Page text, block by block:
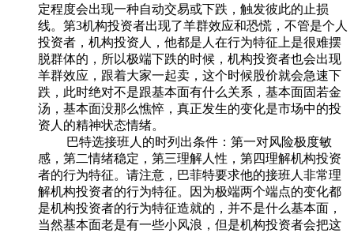
定程度会出现一种自动交易或下跌，触发彼此的止损
线。第3机构投资者出现了羊群效应和恐慌，不管是个人
投资者，机构投资人，他都是人在行为特征上是很难摆
脱群体的，所以极端下跌的时候，机构投资者也会出现
羊群效应，跟着大家一起卖，这个时候股价就会急速下
跌，此时绝对不是跟基本面有什么关系，基本面固若金
汤，基本面没那么憔悴，真正发生的变化是市场中的投
资人的精神状态情绪。
巴特选接班人的时列出条件：第一对风险极度敏
感，第二情绪稳定，第三理解人性，第四理解机构投资
者的行为特征。请注意，巴菲特要求他的接班人非常理
解机构投资者的行为特征。因为极端两个端点的变化都
是机构投资者的行为特征造就的，并不是什么基本面，
当然基本面老是有一些小风浪，但是机构投资者会把这